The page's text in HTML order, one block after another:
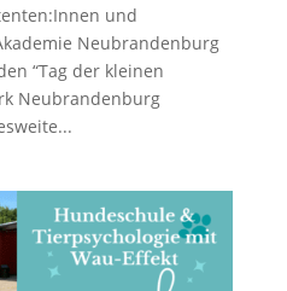
und
Neubrandenburg
“Tag der kleinen
Neubrandenburg